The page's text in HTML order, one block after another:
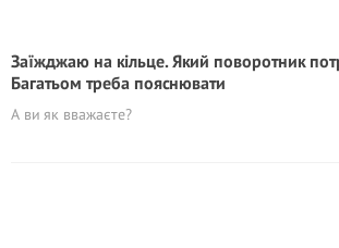
Заїжджаю на кільце. Який поворотник
Багатьом треба пояснювати
А ви як вважаєте?